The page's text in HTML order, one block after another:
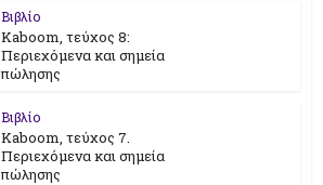
Βιβλίο
Kaboom, τεύχος 8:
Περιεχόμενα και σημεία
πώλησης
Βιβλίο
Kaboom, τεύχος 7.
Περιεχόμενα και σημεία
πώλησης